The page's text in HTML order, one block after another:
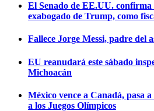
El Senado de EE.UU.
exabogado de Trump, como
Fallece Jorge Messi, padre del
EU reanudará este sábado
Michoacán
México vence a Canadá, pasa
a los Juegos Olímpicos